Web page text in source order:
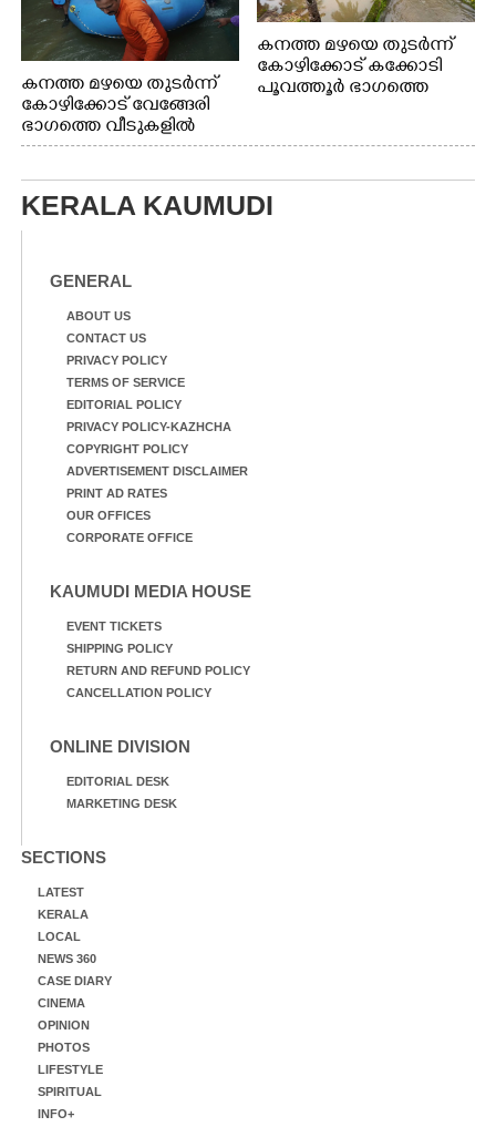
കനത്ത മഴയെ തുടർന്ന്
കോഴിക്കോട് വേങ്ങേരി
ഭാഗത്തെ വീടുകളിൽ
വെള്ളം
മാറ്റുന്ന സുരക്ഷാസേനാം
ഗങ്ങൾ
കനത്ത മഴയെ തുടർന്ന്
കോഴിക്കോട് കക്കോടി
പൂവത്തൂർ ഭാഗത്തെ
KERALA KAUMUDI
GENERAL
ABOUT US
CONTACT US
PRIVACY POLICY
TERMS OF SERVICE
EDITORIAL POLICY
PRIVACY POLICY-KAZHCHA
COPYRIGHT POLICY
ADVERTISEMENT DISCLAIMER
PRINT AD RATES
OUR OFFICES
CORPORATE OFFICE
KAUMUDI MEDIA HOUSE
EVENT TICKETS
SHIPPING POLICY
RETURN AND REFUND POLICY
CANCELLATION POLICY
ONLINE DIVISION
EDITORIAL DESK
MARKETING DESK
SECTIONS
LATEST
KERALA
LOCAL
NEWS 360
CASE DIARY
CINEMA
OPINION
PHOTOS
LIFESTYLE
SPIRITUAL
INFO+